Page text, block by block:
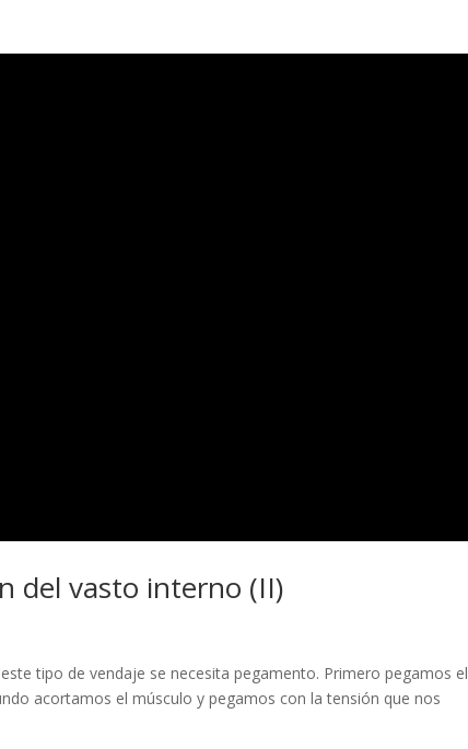
del vasto interno (II)
tipo de vendaje se necesita pegamento. Primero pegamos el
acortamos el músculo y pegamos con la tensión que nos